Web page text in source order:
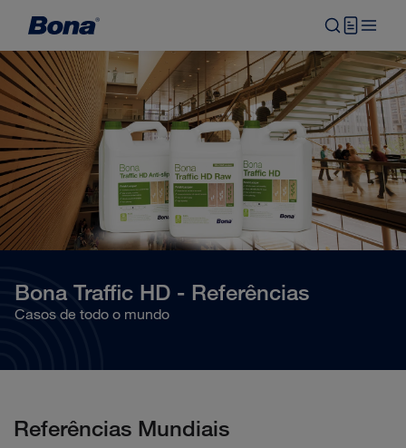
Bona Traffic HD - Referências
Casos de todo o mundo
Referências Mundiais